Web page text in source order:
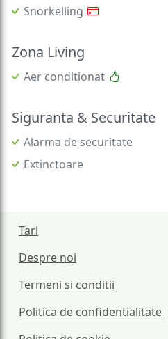
Snorkelling
Zona Living
Aer conditionat
Siguranta & Securitate
Alarma de securitate
Extinctoare
Tari
Despre noi
Termeni si conditii
Politica de confidentialitate